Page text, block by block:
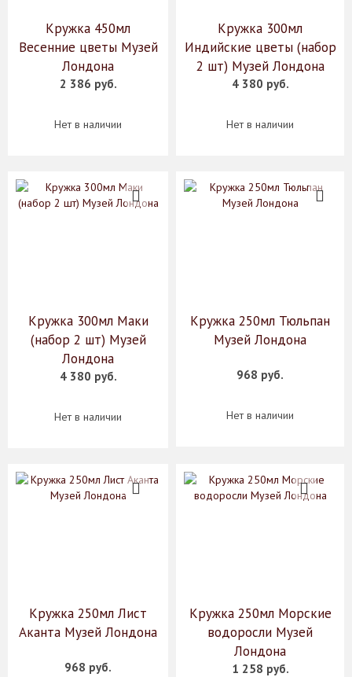
Кружка 450мл
Весенние цветы Музей
Лондона
2 386 руб.
Нет в наличии
Кружка 300мл
Индийские цветы (набор
2 шт) Музей Лондона
4 380 руб.
Нет в наличии
Кружка 300мл Маки
(набор 2 шт) Музей
Лондона
4 380 руб.
Нет в наличии
Кружка 250мл Тюльпан
Музей Лондона
968 руб.
Нет в наличии
Кружка 250мл Лист
Аканта Музей Лондона
968 руб.
Кружка 250мл Морские
водоросли Музей
Лондона
1 258 руб.